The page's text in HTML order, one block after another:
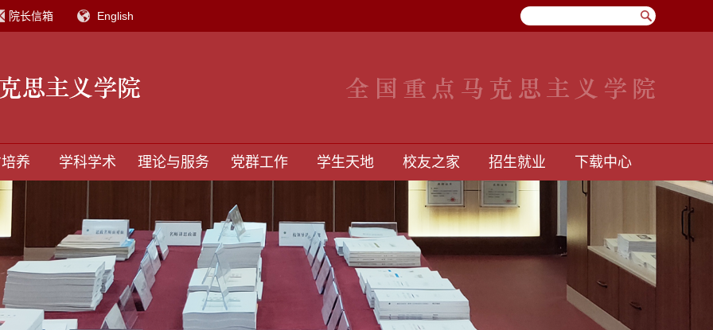
院长信箱 English
养 学科学术 理论与服务 党群工作 学生天地 校友之家 招生就业 下载中心